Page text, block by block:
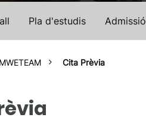
Pla d'estudis Admissió
Cita Prèvia